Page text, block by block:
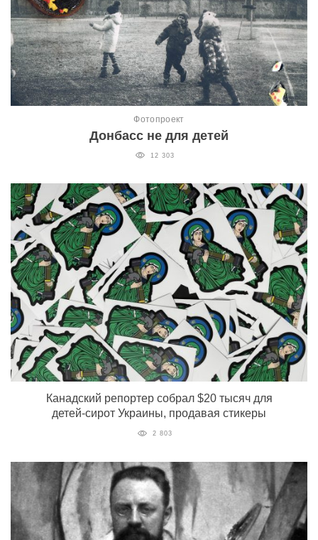
Фотопроект
Донбасс не для детей
12 303
Канадский репортер собрал $20 тысяч для
детей-сирот Украины, продавая стикеры
2 803